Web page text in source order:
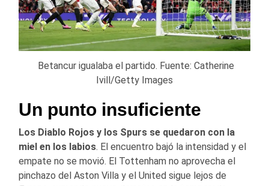
Betancur igualaba el partido. Fuente: Catherine
Ivill/Getty Images
Un punto insuficiente
Los Diablo Rojos y los Spurs se quedaron con la
miel en los labios. El encuentro bajó la intensidad y el
empate no se movió. El Tottenham no aprovecha el
pinchazo del Aston Villa y el United sigue lejos de